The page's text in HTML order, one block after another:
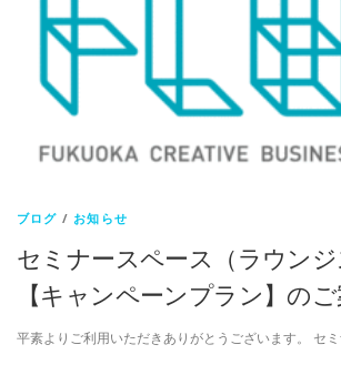
ブログ / お知らせ
セミナースペース（ラウンジ
【キャンペーンプラン】の
平素よりご利用いただきありがとうございます。 セ